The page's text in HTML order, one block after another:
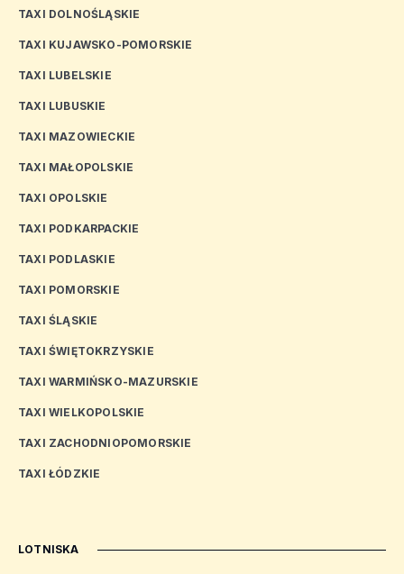
TAXI DOLNOŚLĄSKIE
TAXI KUJAWSKO-POMORSKIE
TAXI LUBELSKIE
TAXI LUBUSKIE
TAXI MAZOWIECKIE
TAXI MAŁOPOLSKIE
TAXI OPOLSKIE
TAXI PODKARPACKIE
TAXI PODLASKIE
TAXI POMORSKIE
TAXI ŚLĄSKIE
TAXI ŚWIĘTOKRZYSKIE
TAXI WARMIŃSKO-MAZURSKIE
TAXI WIELKOPOLSKIE
TAXI ZACHODNIOPOMORSKIE
TAXI ŁÓDZKIE
LOTNISKA